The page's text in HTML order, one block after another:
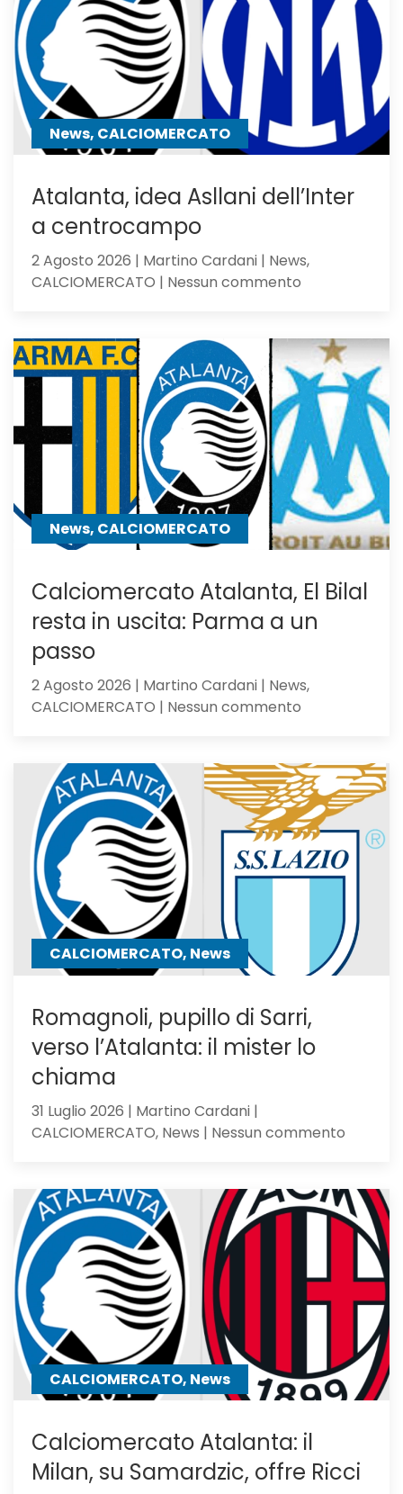
Dea
non
sfigura,
ma
perde
contro
gli
News, CALCIOMERCATO
Atalanta, idea Asllani dell’Inter
a centrocampo
2 Agosto 2026 | Martino Cardani | News,
CALCIOMERCATO | Nessun commento
Asllani
dell’Inter
a
centrocampo
News, CALCIOMERCATO
Calciomercato Atalanta, El Bilal
resta in uscita: Parma a un
passo
2 Agosto 2026 | Martino Cardani | News,
CALCIOMERCATO | Nessun commento
El
Bilal
resta
in
uscita:
Parma
passo
CALCIOMERCATO, News
Romagnoli, pupillo di Sarri,
verso l’Atalanta: il mister lo
chiama
31 Luglio 2026 | Martino Cardani |
CALCIOMERCATO, News | Nessun commento
di
Sarri,
verso
mister
chiama
CALCIOMERCATO, News
Calciomercato Atalanta: il
Milan, su Samardzic, offre Ricci